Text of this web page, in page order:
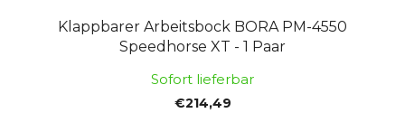
Klappbarer Arbeitsbock BORA PM-4550
Speedhorse XT - 1 Paar
Sofort lieferbar
€214,49